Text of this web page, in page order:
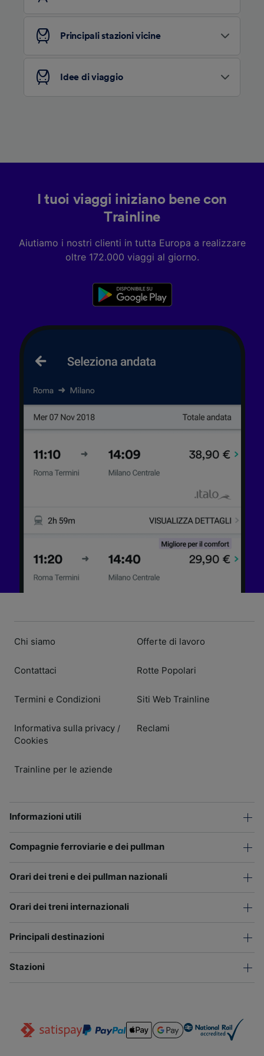
Principali stazioni vicine
Idee di viaggio
I tuoi viaggi iniziano bene con
Trainline
Aiutiamo i nostri clienti in tutta Europa a realizzare
oltre 172.000 viaggi al giorno.
Chi siamo
Contattaci
Termini e Condizioni
Informativa sulla privacy /
Cookies
Trainline per le aziende
Offerte di lavoro
Rotte Popolari
Siti Web Trainline
Reclami
Informazioni utili
Compagnie ferroviarie e dei pullman
Orari dei treni e dei pullman nazionali
Orari dei treni internazionali
Principali destinazioni
Stazioni
pubblico, sviluppo di servizi.
Elenco dei partner (fornitori)